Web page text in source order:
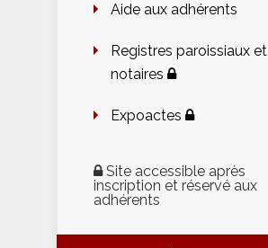
Aide aux adhérents
Registres paroissiaux et
notaires
Expoactes
Site accessible après
inscription et réservé aux
adhérents